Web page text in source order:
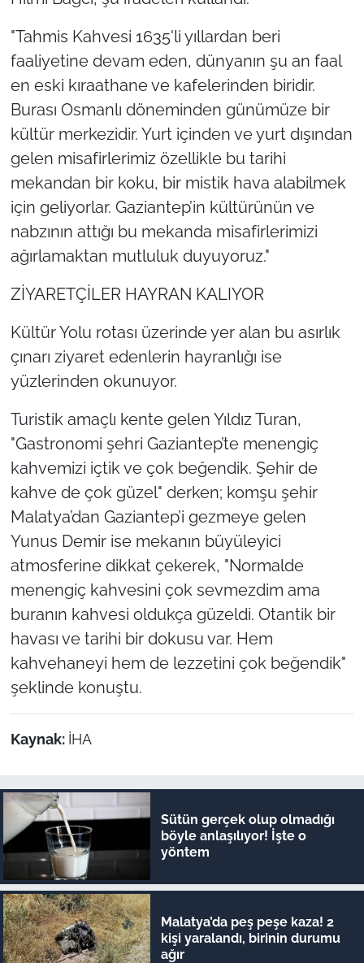
"Tahmis Kahvesi 1635'li yıllardan beri
faaliyetine devam eden, dünyanın şu an faal
en eski kıraathane ve kafelerinden biridir.
Burası Osmanlı döneminden günümüze bir
kültür merkezidir. Yurt içinden ve yurt dışından
gelen misafirlerimiz özellikle bu tarihi
mekandan bir koku, bir mistik hava alabilmek
için geliyorlar. Gaziantep’in kültürünün ve
nabzının attığı bu mekanda misafirlerimizi
ağırlamaktan mutluluk duyuyoruz."
ZİYARETÇİLER HAYRAN KALIYOR
Kültür Yolu rotası üzerinde yer alan bu asırlık
çınarı ziyaret edenlerin hayranlığı ise
yüzlerinden okunuyor.
Turistik amaçlı kente gelen Yıldız Turan,
"Gastronomi şehri Gaziantep’te menengiç
kahvemizi içtik ve çok beğendik. Şehir de
kahve de çok güzel" derken; komşu şehir
Malatya’dan Gaziantep’i gezmeye gelen
Yunus Demir ise mekanın büyüleyici
atmosferine dikkat çekerek, "Normalde
menengiç kahvesini çok sevmezdim ama
buranın kahvesi oldukça güzeldi. Otantik bir
havası ve tarihi bir dokusu var. Hem
kahvehaneyi hem de lezzetini çok beğendik"
şeklinde konuştu.
Kaynak: İHA
Sütün gerçek olup olmadığı
böyle anlaşılıyor! İşte o
yöntem
Malatya’da peş peşe kaza! 2
kişi yaralandı, birinin durumu
ağır